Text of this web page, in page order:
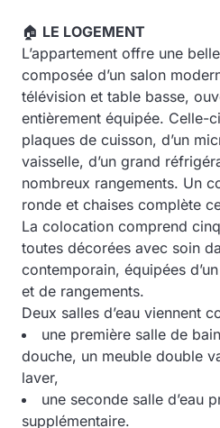
🏠 LE LOGEMENT
L’appartement offre une
composée d’un salon
télévision et table basse,
entièrement équipée. Celle-
plaques de cuisson, d’un
vaisselle, d’un grand
nombreux rangements. Un
ronde et chaises complète
La colocation comprend
toutes décorées avec soin
contemporain, équipées
et de rangements.
Deux salles d’eau viennent
une première salle de
douche, un meuble double
laver,
une seconde salle d’eau
supplémentaire.